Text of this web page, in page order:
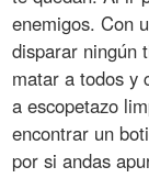
enemigos. Con
disparar ningún
matar a todos y
a escopetazo
encontrar un
por si andas